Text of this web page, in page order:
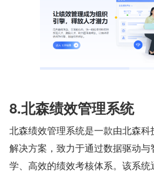
8.北森绩效管理系统
北森绩效管理系统是一款由北森
解决方案，致力于通过数据驱动
学、高效的绩效考核体系。该系